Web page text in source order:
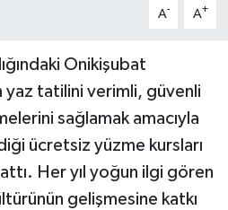
A- A+
Onikişubat
yaz tatilini verimli, güvenli
sağlamak amacıyla
ücretsiz yüzme kursları
Her yıl yoğun ilgi gören
gelişmesine katkı